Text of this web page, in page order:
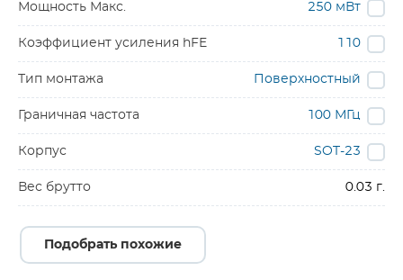
Мощность Макс. 250 мВт
Коэффициент усиления hFE 110
Тип монтажа Поверхностный
Граничная частота 100 МГц
Корпус SOT-23
Вес брутто 0.03 г.
Подобрать похожие